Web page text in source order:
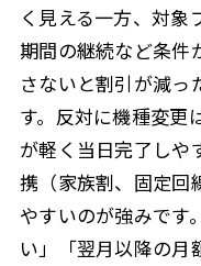
く見える一方、対
期間の継続など条件
さないと割引が減っ
す。反対に機種変更
が軽く当日完了しや
携（家族割、固定回
やすいのが強みです
い」「翌月以降の月